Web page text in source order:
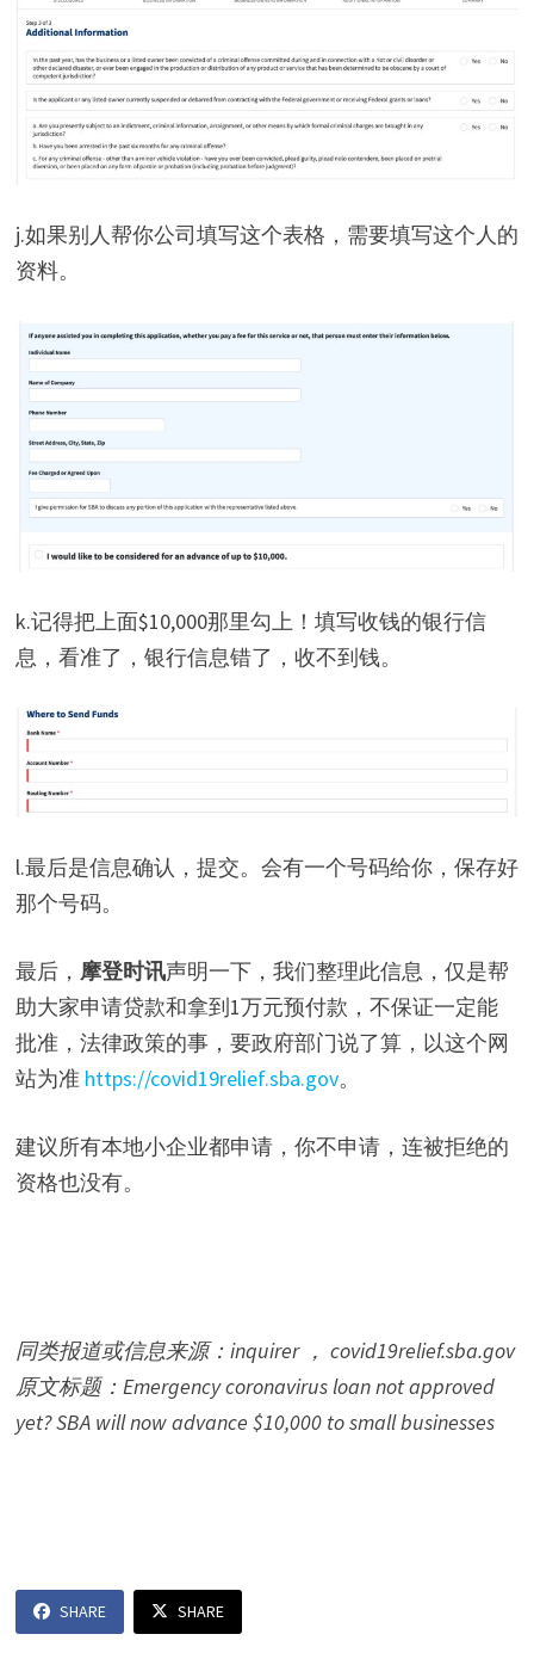
j.如果别人帮你公司填写这个表格，需要填写这个人的
资料。
k.记得把上面$10,000那里勾上！填写收钱的银行信
息，看准了，银行信息错了，收不到钱。
l.最后是信息确认，提交。会有一个号码给你，保存好
那个号码。
最后， 摩登时讯声明一下，我们整理此信息，仅是帮
助大家申请贷款和拿到1万元预付款，不保证一定能
批准，法律政策的事，要政府部门说了算，以这个网
站为准 https://covid19relief.sba.gov。
建议所有本地小企业都申请，你不申请，连被拒绝的
资格也没有。
同类报道或信息来源：inquirer ， covid19relief.sba.gov
原文标题：Emergency coronavirus loan not approved
yet? SBA will now advance $10,000 to small businesses
SHARE SHARE